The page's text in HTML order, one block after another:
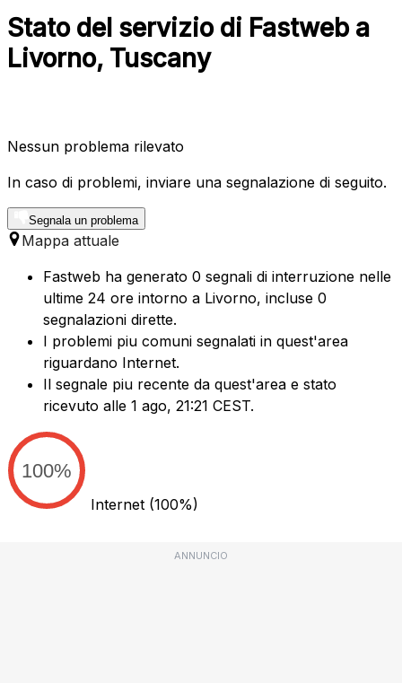
Stato del servizio di Fastweb a
Livorno, Tuscany
Nessun problema rilevato
In caso di problemi, inviare una segnalazione di seguito.
Segnala un problema
Mappa attuale
Fastweb ha generato 0 segnali di interruzione nelle
ultime 24 ore intorno a Livorno, incluse 0
segnalazioni dirette.
I problemi piu comuni segnalati in quest'area
riguardano Internet.
Il segnale piu recente da quest'area e stato
ricevuto alle 1 ago, 21:21 CEST.
100%
Internet (100%)
ANNUNCIO